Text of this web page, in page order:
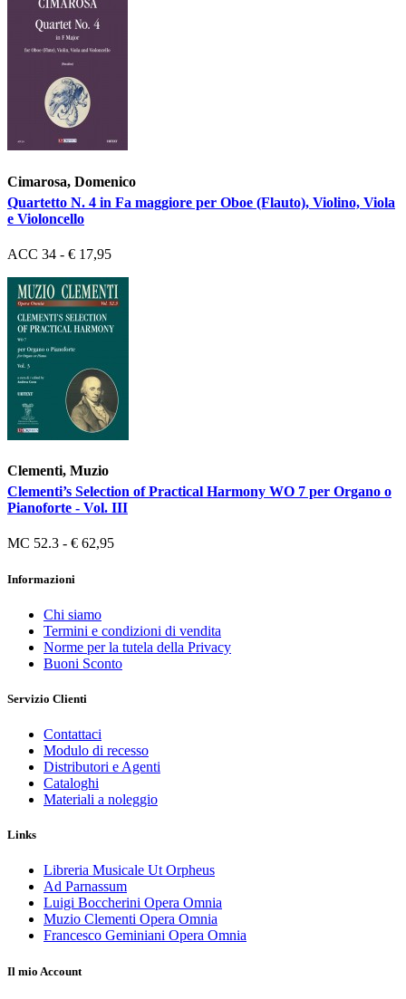
Cimarosa, Domenico
Quartetto N. 4 in Fa maggiore per Oboe (Flauto), Violino, Viola
e Violoncello
ACC 34 - € 17,95
Clementi, Muzio
Clementi’s Selection of Practical Harmony WO 7 per Organo o
Pianoforte - Vol. III
MC 52.3 - € 62,95
Informazioni
Chi siamo
Termini e condizioni di vendita
Norme per la tutela della Privacy
Buoni Sconto
Servizio Clienti
Contattaci
Modulo di recesso
Distributori e Agenti
Cataloghi
Materiali a noleggio
Links
Libreria Musicale Ut Orpheus
Ad Parnassum
Luigi Boccherini Opera Omnia
Muzio Clementi Opera Omnia
Francesco Geminiani Opera Omnia
Il mio Account